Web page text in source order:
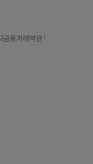
금융거래약관